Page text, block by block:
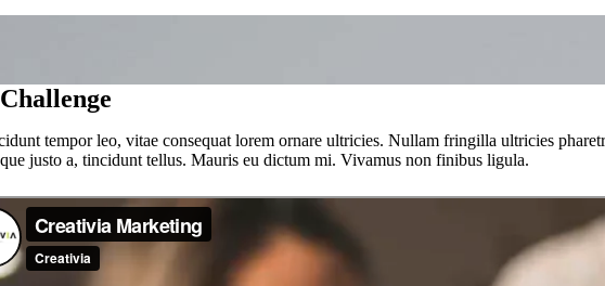
tempor leo, vitae consequat lorem ornare ultricies. Nullam fringilla ultricies
justo a, tincidunt tellus. Mauris eu dictum mi. Vivamus non finibus ligula.